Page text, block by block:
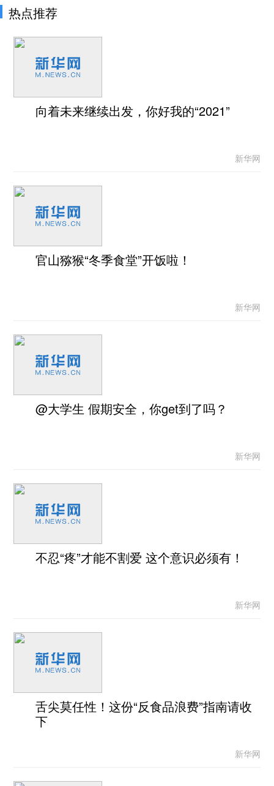
热点推荐
向着未来继续出发，你好我的“2021”
新华网
官山猕猴“冬季食堂”开饭啦！
新华网
@大学生 假期安全，你get到了吗？
新华网
不忍“疼”才能不割爱 这个意识必须有！
新华网
舌尖莫任性！这份“反食品浪费”指南请收
下
新华网